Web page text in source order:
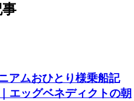
アムおひとり様乗船記
エッグベネディクトの朝